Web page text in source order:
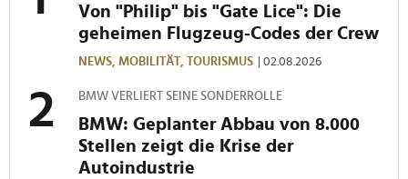
Von "Philip" bis "Gate Lice": Die
geheimen Flugzeug-Codes der Crew
NEWS, MOBILITÄT, TOURISMUS | 02.08.2026
BMW VERLIERT SEINE SONDERROLLE
BMW: Geplanter Abbau von 8.000
Stellen zeigt die Krise der
Autoindustrie